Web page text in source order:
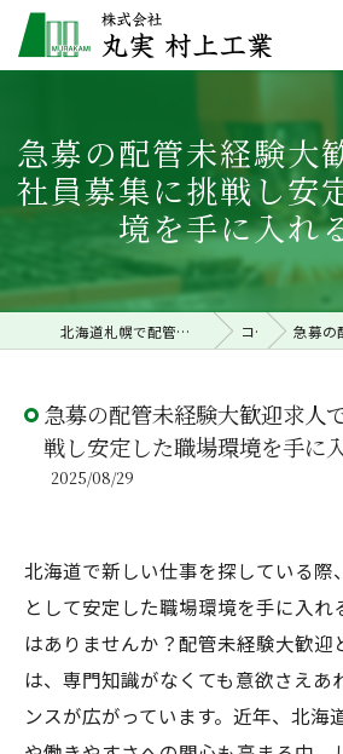
急募の配管未経験大
社員募集に挑戦し安
境を手に入れ
北海道札幌で配管工事の求人なら株式会社丸実村上工業 コラム 急募の配管未経験
急募の配管未経験大歓迎求人
戦し安定した職場環境を手に
2025/08/29
北海道で新しい仕事を探している際
として安定した職場環境を手に入れ
はありませんか？配管未経験大歓迎
は、専門知識がなくても意欲さえあ
ンスが広がっています。近年、北海